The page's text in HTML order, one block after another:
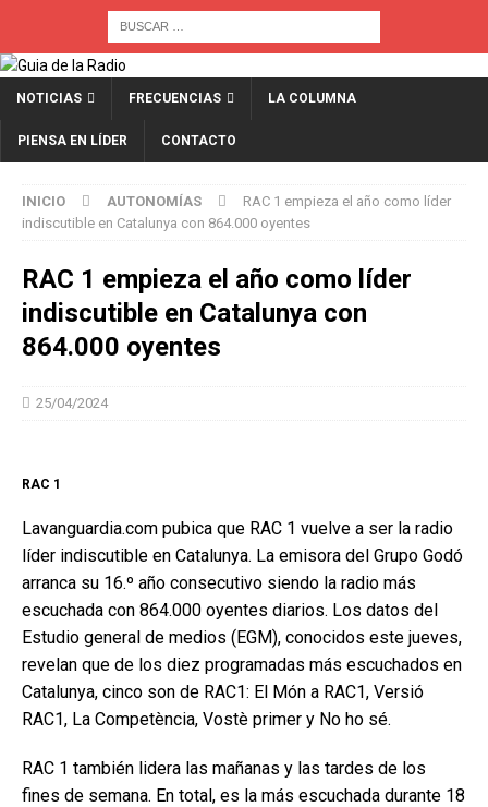
NOTICIAS FRECUENCIAS LA COLUMNA
PIENSA EN LÍDER CONTACTO
INICIO AUTONOMÍAS
RAC 1 empieza el año como líder
indiscutible en Catalunya con 864.000 oyentes
RAC 1 empieza el año como líder
indiscutible en Catalunya con
864.000 oyentes
25/04/2024
RAC 1
Lavanguardia.com pubica que RAC 1 vuelve a ser la radio
líder indiscutible en Catalunya. La emisora del Grupo Godó
arranca su 16.º año consecutivo siendo la radio más
escuchada con 864.000 oyentes diarios. Los datos del
Estudio general de medios (EGM), conocidos este jueves,
revelan que de los diez programadas más escuchados en
Catalunya, cinco son de RAC1: El Món a RAC1, Versió
RAC1, La Competència, Vostè primer y No ho sé.
RAC 1 también lidera las mañanas y las tardes de los
fines de semana. En total, es la más escuchada durante 18